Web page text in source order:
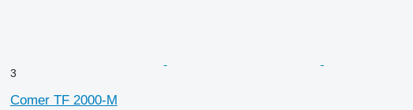
3
Comer TF 2000-M